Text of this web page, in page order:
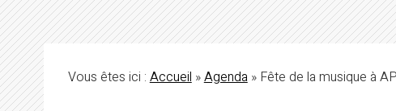
Vous êtes ici :Accueil»Agenda» Fête de la musique à